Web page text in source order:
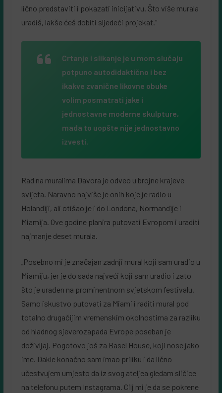
lično predstaviti i pokazati inicijativu. Što više murala
uradiš, lakše ćeš dobiti sljedeći projekat.“
Crtanje i slikanje je u mom slučaju
potpuno autodidaktično i bez
ikakve zvanične likovne obuke
volim posmatrati jake i
jednostavne moderne skulpture,
mada to uopšte nije jednostavno
izvesti.
Rad na muralima Davora je odveo u brojne krajeve
svijeta. Naravno najviše je onih koje je radio u
Holandiji, ali otišao je i do Londona, Normandije i
Miamija. Ove godine planira putovati Evropom i uraditi
najmanje deset murala.
„Posebno mi je značajan zadnji mural koji sam uradio u
Miamiju, jer je do sada najveći koji sam uradio i zato
što je urađen na prominentnom svjetskom festivalu.
Samo iskustvo putovati za Miami i raditi mural pod
totalno drugačijim vremenskim okolnostima za razliku
od hladnog sjeverozapada Evrope poseban je
doživljaj. Pogotovo još za Basel House, koji nose jako
ime. Dakle konačno sam imao priliku i da lično
učestvujem umjesto da iz svog ateljea gledam sličice
na telefonu putem Instagrama. Cilj mi je da se pokrene